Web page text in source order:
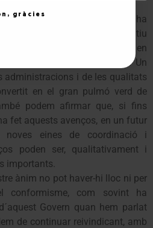
de despoblament i oblit, ha
nostres entorns, un salt qualitatiu
serveis i molt especialment, en
bàsicament, al turisme. Un
administracions i de les qualitats
en el gran pulmó verd de
podem afirmar que, si fins
fet aquests avenços, en un futur
noves eines de coordinació i
poden ser, qualitativament i
importants.
ànim no pot haver-hi lloc ni per
conformisme, com sovint ha
Govern quan hem parlat
de continuar reivindicant, amb
gràcies